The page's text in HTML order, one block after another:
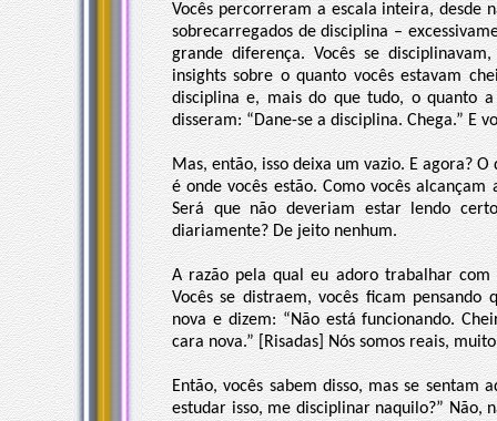
Vocês percorreram a escala inteira, desde
sobrecarregados de disciplina –
grande diferença. Vocês se
insights sobre o quanto vocês estavam
disciplina e, mais do que tudo, o quanto
disseram: “Dane-se a disciplina. Chega.” E
Mas, então, isso deixa um vazio. E agora?
é onde vocês estão. Como vocês
Será que não deveriam estar lendo
diariamente? De jeito nenhum.
A razão pela qual eu adoro trabalhar com
Vocês se distraem, vocês ficam
nova e dizem: “Não está funcionando.
cara nova.” [Risadas] Nós somos reais,
Então, vocês sabem disso, mas se sentam
estudar isso, me disciplinar naquilo?” Não,